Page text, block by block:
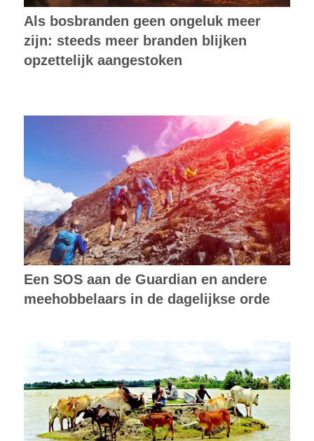
Als bosbranden geen ongeluk meer
zijn: steeds meer branden blijken
opzettelijk aangestoken
Een SOS aan de Guardian en andere
meehobbelaars in de dagelijkse orde